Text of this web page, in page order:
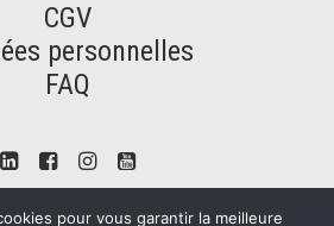
CGV
personnelles
FAQ
pour vous garantir la meilleure